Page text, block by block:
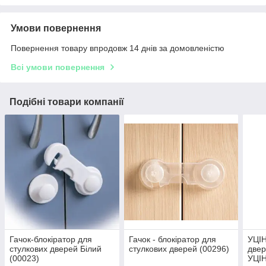
Умови повернення
Повернення товару впродовж 14 днів за домовленістю
Всі умови повернення
Подібні товари компанії
Гачок-блокіратор для
стулкових дверей Білий
(00023)
Гачок - блокіратор для
стулкових дверей (00296)